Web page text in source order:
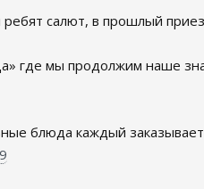
салют, в прошлый
где мы продолжим наше
блюда каждый